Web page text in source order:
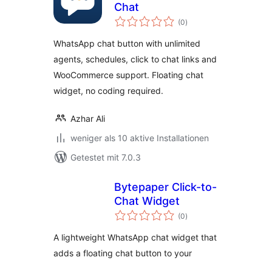
Chat
(0Bewertungen
insgesamt
)
WhatsApp chat button with unlimited
agents, schedules, click to chat links and
WooCommerce support. Floating chat
widget, no coding required.
Azhar Ali
weniger als 10 aktive Installationen
Getestet mit 7.0.3
Bytepaper Click-to-
Chat Widget
(0Bewertungen
insgesamt
)
A lightweight WhatsApp chat widget that
adds a floating chat button to your